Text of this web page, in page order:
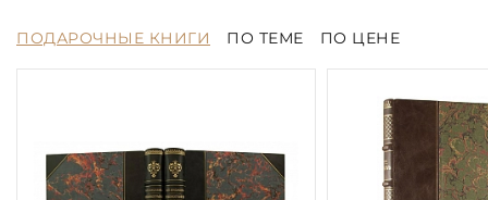
ПОДАРОЧНЫЕ КНИГИ ПО ТЕМЕ ПО ЦЕНЕ